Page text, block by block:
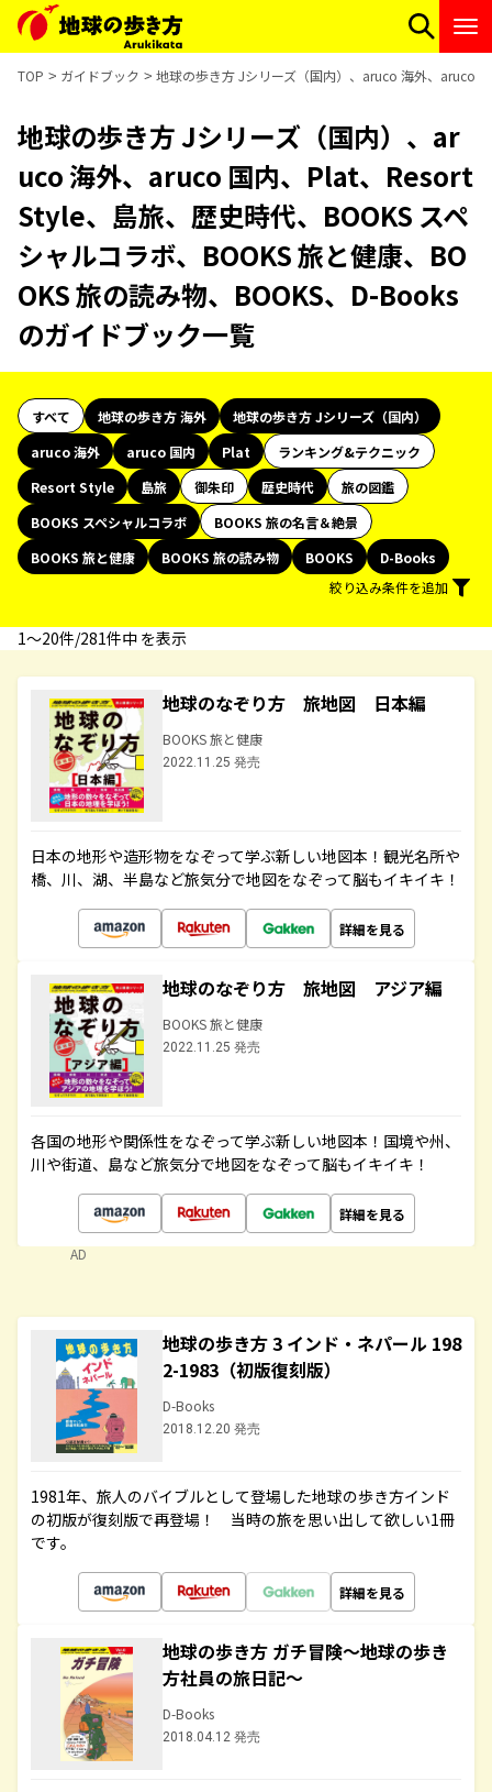
TOP ガイドブック 地球の歩き方 Jシリーズ（国内）、aruco 海外、aruco
地球の歩き方 Jシリーズ（国内）、ar
uco 海外、aruco 国内、Plat、Resort
Style、島旅、歴史時代、BOOKS スペ
シャルコラボ、BOOKS 旅と健康、BO
OKS 旅の読み物、BOOKS、D-Books
のガイドブック一覧
すべて 地球の歩き方 海外
地球の歩き方 Jシリーズ（国内）
aruco 海外
aruco 国内 Plat
ランキング&テクニック
Resort Style
島旅 御朱印 歴史時代
旅の図鑑
BOOKS スペシャルコラボ
BOOKS 旅の名言＆絶景
BOOKS 旅と健康
BOOKS 旅の読み物 BOOKS
D-Books
絞り込み条件を追加
1〜20件/281件中 を表示
地球のなぞり方 旅地図 日本編
BOOKS 旅と健康
2022.11.25 発売
日本の地形や造形物をなぞって学ぶ新しい地図本！観光名所や
橋、川、湖、半島など旅気分で地図をなぞって脳もイキイキ！
詳細を見る
地球のなぞり方 旅地図 アジア編
BOOKS 旅と健康
2022.11.25 発売
各国の地形や関係性をなぞって学ぶ新しい地図本！国境や州、
川や街道、島など旅気分で地図をなぞって脳もイキイキ！
詳細を見る
AD
地球の歩き方 3 インド・ネパール 198
2-1983（初版復刻版）
D-Books
2018.12.20 発売
1981年、旅人のバイブルとして登場した地球の歩き方インド
の初版が復刻版で再登場！ 当時の旅を思い出して欲しい1冊
です。
詳細を見る
地球の歩き方 ガチ冒険～地球の歩き
方社員の旅日記～
D-Books
2018.04.12 発売